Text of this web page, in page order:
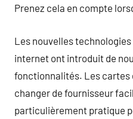
Prenez cela en compte
Les nouvelles
internet ont introduit de
fonctionnalités. Les cartes
changer de fournisseur
particulièrement pratique